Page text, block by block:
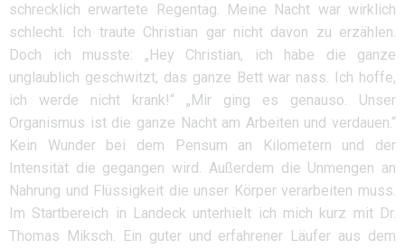
schrecklich erwartete Regentag. Meine Nacht war wirklich
schlecht. Ich traute Christian gar nicht davon zu erzählen.
Doch ich musste: „Hey Christian, ich habe die ganze
unglaublich geschwitzt, das ganze Bett war nass. Ich hoffe,
ich werde nicht krank!“ „Mir ging es genauso. Unser
Organismus ist die ganze Nacht am Arbeiten und verdauen.“
Kein Wunder bei dem Pensum an Kilometern und der
Intensität die gegangen wird. Außerdem die Unmengen an
Nahrung und Flüssigkeit die unser Körper verarbeiten muss.
Im Startbereich in Landeck unterhielt ich mich kurz mit Dr.
Thomas Miksch. Ein guter und erfahrener Läufer aus dem